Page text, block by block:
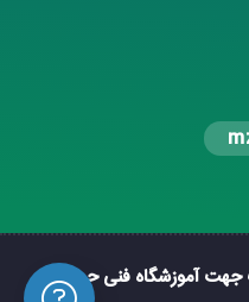
آموزشگاه فنی حرفه ای